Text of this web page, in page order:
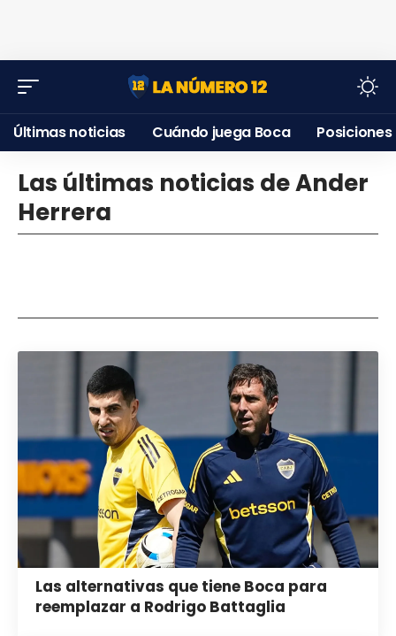
Últimas noticias Cuándo juega Boca Posiciones
Las últimas noticias de Ander
Herrera
Las alternativas que tiene Boca para
reemplazar a Rodrigo Battaglia